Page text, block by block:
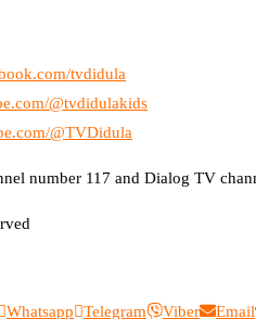
tvdidula
@tvdidulakids
@TVDidula
number 117 and Dialog TV
Whatsapp Telegram Viber Email